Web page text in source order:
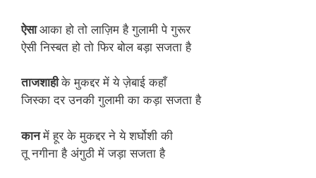
ऐसाआका हो तो लाज़िम है गुलामी पे गुरूर
ऐसी निस्बत हो तो फिर बोल बड़ा सजता है
ताजशाहीके मुकद्दर में ये ज़ेबाई कहाँ
जिस्का दर उनकी गुलामी का कड़ा सजता है
कानमें हूर के मुकद्दर ने ये शर्घोशी की
तू नगीना है अंगुठी में जड़ा सजता है